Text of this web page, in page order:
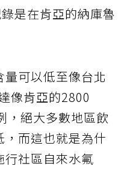
是在肯亞的納庫魯
可以低至像台北
像肯亞的2800
，絕大多數地區飲
而這也就是為什
行社區自來水氟